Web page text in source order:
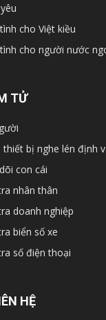
cho Việt kiều
cho người nước
TỬ
bị nghe lén định
con cái
nhân thân
doanh nghiệp
biển số xe
số điện thoại
HỆ